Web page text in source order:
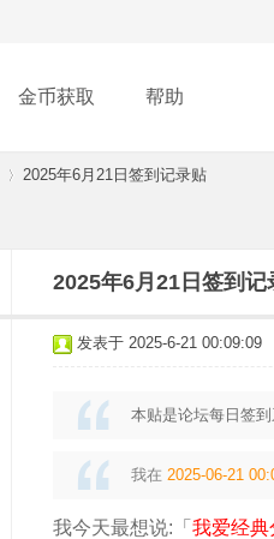
金币获取 帮助
2025年6月21日签到记录贴
2025年6月21日签到记
发表于 2025-6-21 00:09:09
本贴是论坛每日签
我在 2025-06-21
我今天最想说:「 我爱经典